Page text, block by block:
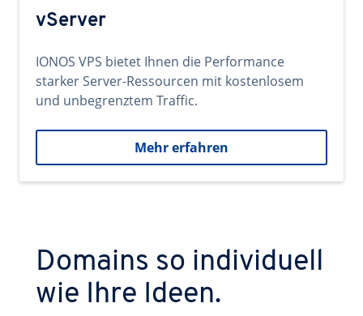
vServer
IONOS VPS bietet Ihnen die Performance
starker Server-Ressourcen mit kostenlosem
und unbegrenztem Traffic.
Mehr erfahren
Domains so individuell
wie Ihre Ideen.